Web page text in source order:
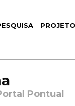
PROJETO
Pontual